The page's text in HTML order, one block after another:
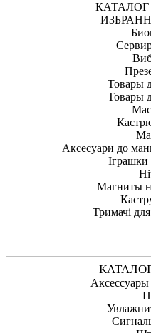
Товары
Товары
Аксесуари до
Іграшки
Магниты
Тримачі